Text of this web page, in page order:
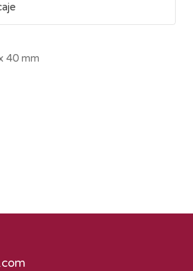
40 mm